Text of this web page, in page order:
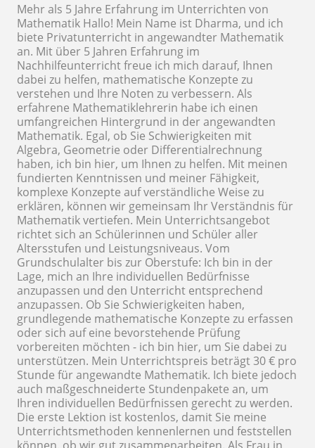
Mehr als 5 Jahre Erfahrung im Unterrichten von
Mathematik Hallo! Mein Name ist Dharma, und ich
biete Privatunterricht in angewandter Mathematik
an. Mit über 5 Jahren Erfahrung im
Nachhilfeunterricht freue ich mich darauf, Ihnen
dabei zu helfen, mathematische Konzepte zu
verstehen und Ihre Noten zu verbessern. Als
erfahrene Mathematiklehrerin habe ich einen
umfangreichen Hintergrund in der angewandten
Mathematik. Egal, ob Sie Schwierigkeiten mit
Algebra, Geometrie oder Differentialrechnung
haben, ich bin hier, um Ihnen zu helfen. Mit meinen
fundierten Kenntnissen und meiner Fähigkeit,
komplexe Konzepte auf verständliche Weise zu
erklären, können wir gemeinsam Ihr Verständnis für
Mathematik vertiefen. Mein Unterrichtsangebot
richtet sich an Schülerinnen und Schüler aller
Altersstufen und Leistungsniveaus. Vom
Grundschulalter bis zur Oberstufe: Ich bin in der
Lage, mich an Ihre individuellen Bedürfnisse
anzupassen und den Unterricht entsprechend
anzupassen. Ob Sie Schwierigkeiten haben,
grundlegende mathematische Konzepte zu erfassen
oder sich auf eine bevorstehende Prüfung
vorbereiten möchten - ich bin hier, um Sie dabei zu
unterstützen. Mein Unterrichtspreis beträgt 30 € pro
Stunde für angewandte Mathematik. Ich biete jedoch
auch maßgeschneiderte Stundenpakete an, um
Ihren individuellen Bedürfnissen gerecht zu werden.
Die erste Lektion ist kostenlos, damit Sie meine
Unterrichtsmethoden kennenlernen und feststellen